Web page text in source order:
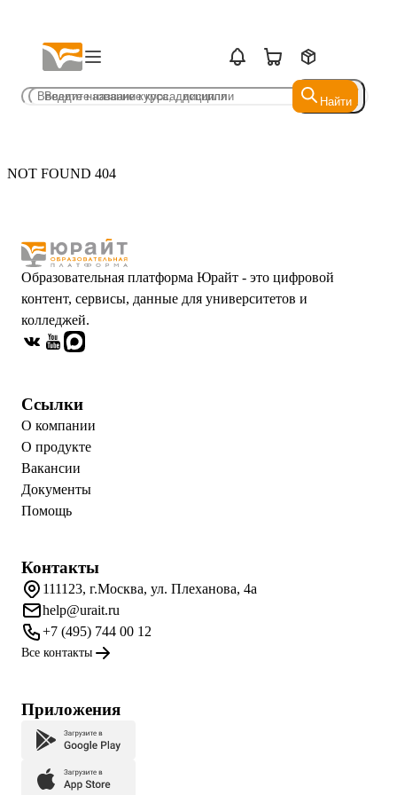
Найти
Найти
NOT FOUND 404
Образовательная платформа Юрайт - это цифровой
контент, сервисы, данные для университетов и
колледжей.
Ссылки
О компании
О продукте
Вакансии
Документы
Помощь
Контакты
111123, г.Москва, ул. Плеханова, 4а
help@urait.ru
+7 (495) 744 00 12
Все контакты
Приложения